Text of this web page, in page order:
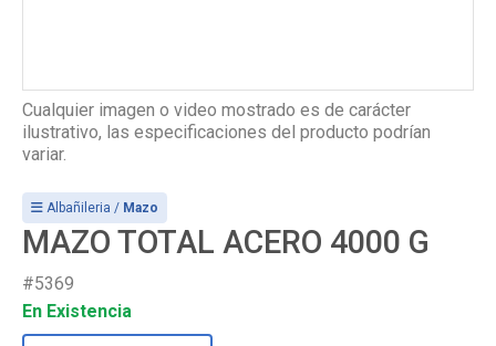
Cualquier imagen o video mostrado es de carácter
ilustrativo, las especificaciones del producto podrían
variar.
Albañileria / Mazo
MAZO TOTAL ACERO 4000 G
#5369
En Existencia